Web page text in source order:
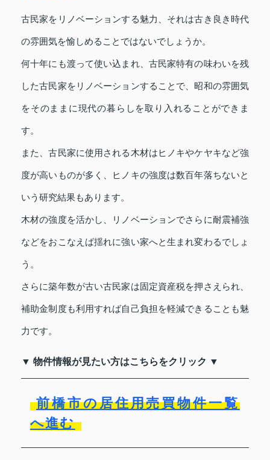
古民家をリノベーションする魅力、それは古き良き時代
の雰囲気を愉しめることではないでしょうか。
何十年にも渡って使い込まれ、古民家特有の味わいを残
した古民家をリノベーションすることで、昭和の雰囲気
をそのままに現代の暮らしを取り入れることができま
す。
また、古民家に使用される木材はヒノキやケヤキなど強
度が高いものが多く、ヒノキの強度は数百年落ちないと
いう研究結果もあります。
木材の強度を活かし、リノベーションでさらに耐震補強
などをおこなえば揺れに強い家へと生まれ変わるでしょ
う。
さらに築年数が古い古民家は固定資産税を押さえられ、
補助金制度も利用すれば自己負担を軽減できることも魅
力です。
▼ 物件情報が見たい方はこちらをクリック ▼
前橋市の居住用売買物件一覧
へ進む